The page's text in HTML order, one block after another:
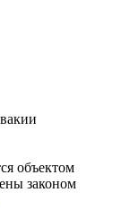
объектом
законом